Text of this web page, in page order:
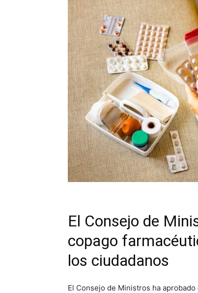
El Consejo de
copago
los ciudadanos
El Consejo de Ministros ha